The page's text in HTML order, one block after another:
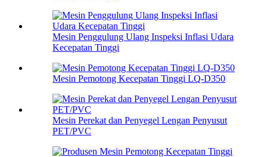
Mesin Penggulung Ulang Inspeksi Inflasi Udara
Kecepatan Tinggi
Mesin Pemotong Kecepatan Tinggi LQ-D350
Mesin Perekat dan Penyegel Lengan Penyusut
PET/PVC